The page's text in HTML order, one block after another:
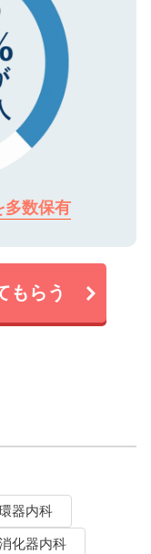
多数保有
もらう
器内科
化器内科